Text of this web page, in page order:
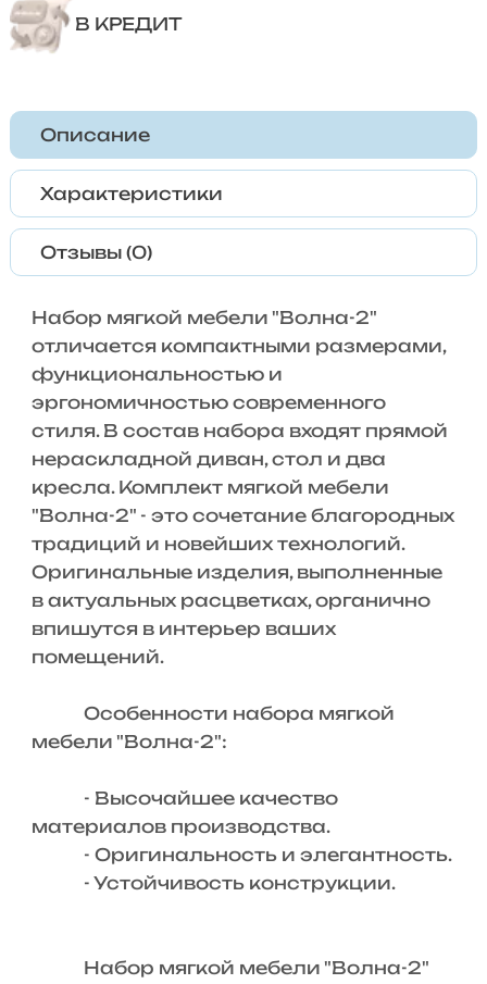
В КРЕДИТ
Описание
Характеристики
Отзывы (0)
Набор мягкой мебели "Волна-2"
отличается компактными размерами,
функциональностью и
эргономичностью современного
стиля. В состав набора входят прямой
нераскладной диван, стол и два
кресла. Комплект мягкой мебели
"Волна-2" - это сочетание благородных
традиций и новейших технологий.
Оригинальные изделия, выполненные
в актуальных расцветках, органично
впишутся в интерьер ваших
помещений.
Особенности набора мягкой
мебели "Волна-2":
- Высочайшее качество
материалов производства.
- Оригинальность и элегантность.
- Устойчивость конструкции.
Набор мягкой мебели "Волна-2"